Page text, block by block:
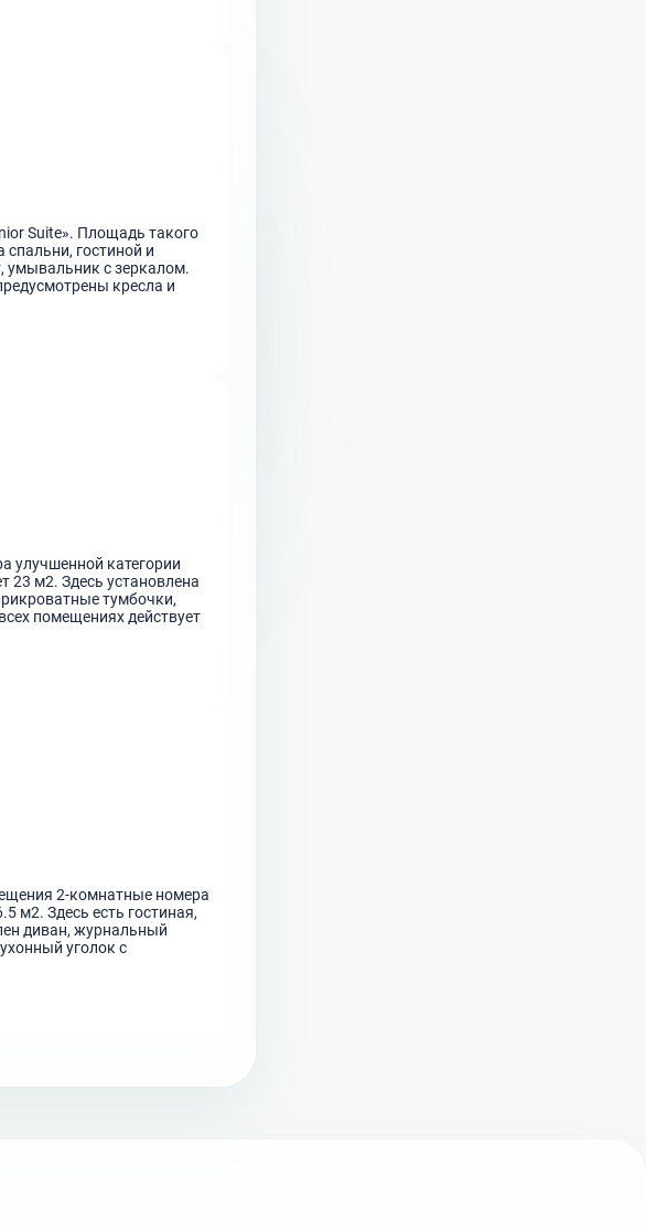
Suite». Площадь такого
спальни, гостиной и
умывальник с зеркалом.
кресла и
улучшенной категории
23 м2. Здесь установлена
тумбочки,
помещениях действует
2-комнатные номера
м2. Здесь есть гостиная,
диван, журнальный
уголок с